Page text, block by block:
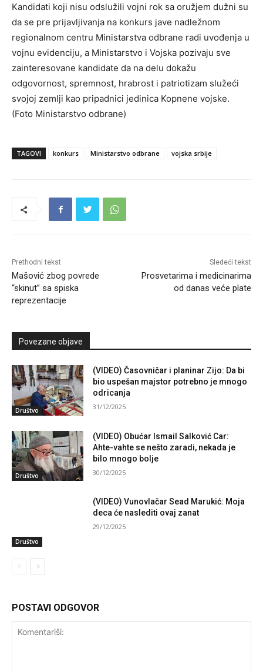
Kandidati koji nisu odslužili vojni rok sa oružjem dužni su
da se pre prijavljivanja na konkurs jave nadležnom
regionalnom centru Ministarstva odbrane radi uvođenja u
vojnu evidenciju, a Ministarstvo i Vojska pozivaju sve
zainteresovane kandidate da na delu dokažu
odgovornost, spremnost, hrabrost i patriotizam služeći
svojoj zemlji kao pripadnici jedinica Kopnene vojske.
(Foto Ministarstvo odbrane)
TAGOVI konkurs Ministarstvo odbrane vojska srbije
Prethodni tekst
Mašović zbog povrede
“skinut” sa spiska
reprezentacije
Sledeći tekst
Prosvetarima i medicinarima
od danas veće plate
Povezane objave
Društvo
(VIDEO) Časovničar i planinar Zijo: Da bi
bio uspešan majstor potrebno je mnogo
odricanja
31/12/2025
Društvo
(VIDEO) Obućar Ismail Salković Car:
Ahte-vahte se nešto zaradi, nekada je
bilo mnogo bolje
30/12/2025
Društvo
(VIDEO) Vunovlačar Sead Marukić: Moja
deca će naslediti ovaj zanat
29/12/2025
POSTAVI ODGOVOR